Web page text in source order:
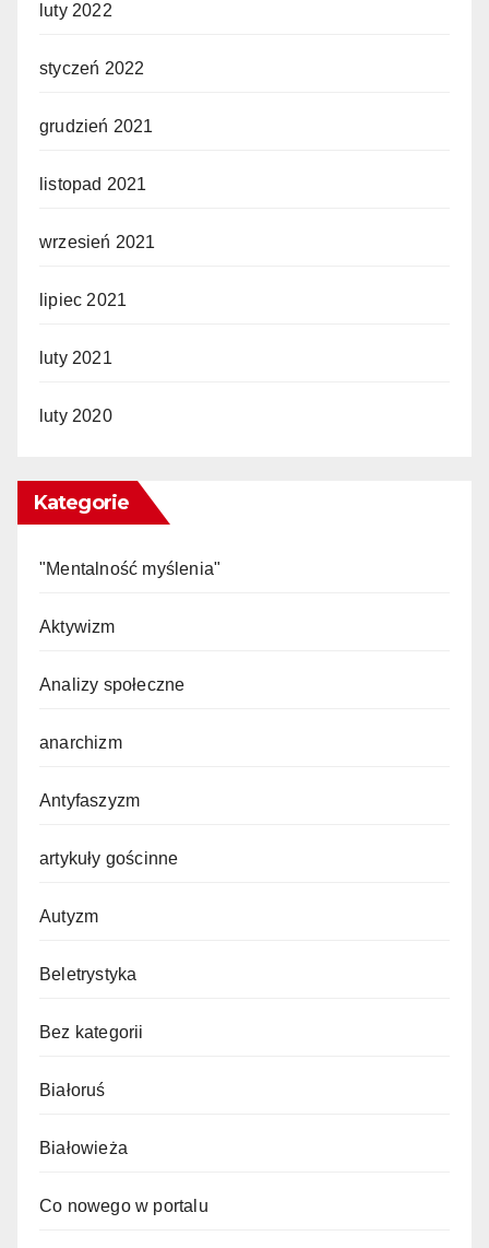
luty 2022
styczeń 2022
grudzień 2021
listopad 2021
wrzesień 2021
lipiec 2021
luty 2021
luty 2020
Kategorie
"Mentalność myślenia"
Aktywizm
Analizy społeczne
anarchizm
Antyfaszyzm
artykuły gościnne
Autyzm
Beletrystyka
Bez kategorii
Białoruś
Białowieża
Co nowego w portalu